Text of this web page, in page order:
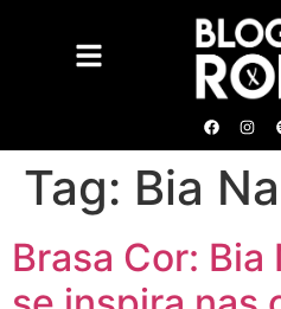
Tag: Bia
Brasa Cor: